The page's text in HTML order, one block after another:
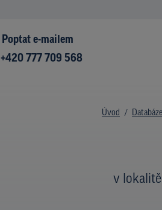
Poptat e-mailem
+420 777 709 568
Úvod
v